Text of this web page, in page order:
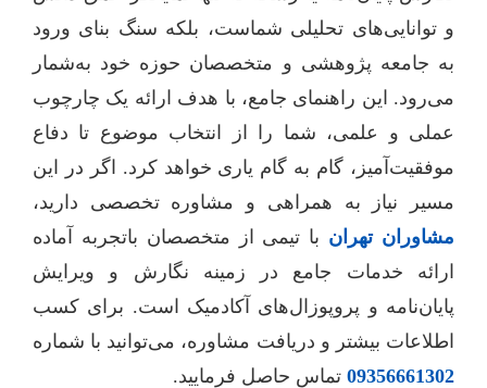
و توانایی‌های تحلیلی شماست، بلکه سنگ بنای ورود
به جامعه پژوهشی و متخصصان حوزه خود به‌شمار
می‌رود. این راهنمای جامع، با هدف ارائه یک چارچوب
عملی و علمی، شما را از انتخاب موضوع تا دفاع
موفقیت‌آمیز، گام به گام یاری خواهد کرد. اگر در این
مسیر نیاز به همراهی و مشاوره تخصصی دارید،
مشاوران تهران با تیمی از متخصصان باتجربه آماده
ارائه خدمات جامع در زمینه نگارش و ویرایش
پایان‌نامه و پروپوزال‌های آکادمیک است. برای کسب
اطلاعات بیشتر و دریافت مشاوره، می‌توانید با شماره
09356661302 تماس حاصل فرمایید.